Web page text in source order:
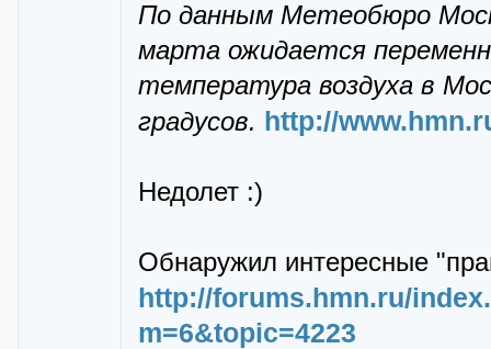
По данным Метеобюро
марта ожидается
температура воздуха в
градусов. http://
Недолет :)
Обнаружил интересные
http://forums.hmn.ru/
m=6&topic=4223